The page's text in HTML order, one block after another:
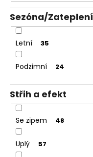
Sezóna/Zateplení
Letní 35
Podzimní 24
Střih a efekt
Se zipem 48
Uplý 57